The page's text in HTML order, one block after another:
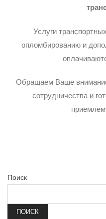
Услуги
опломбированию и
Обращаем Ваше
сотрудничества и
Поиск
ПОИСК